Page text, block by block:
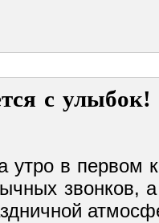
с
утро в первом
звонков,